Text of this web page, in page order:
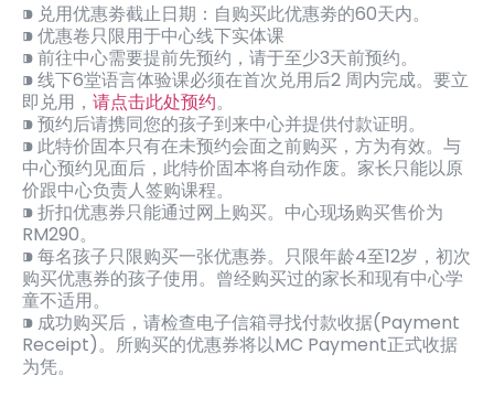
⁍ 兑用优惠劵截止日期：自购买此优惠劵的60天内。
⁍ 优惠卷只限用于中心线下实体课
⁍ 前往中心需要提前先预约，请于至少3天前预约。
⁍ 线下6堂语言体验课必须在首次兑用后2 周内完成。要立
即兑用， 请点击此处预约。
⁍ 预约后请携同您的孩子到来中心并提供付款证明。
⁍ 此特价固本只有在未预约会面之前购买，方为有效。与
中心预约见面后，此特价固本将自动作废。家长只能以原
价跟中心负责人签购课程。
⁍ 折扣优惠券只能通过网上购买。中心现场购买售价为
RM290。
⁍ 每名孩子只限购买一张优惠券。只限年龄4至12岁，初次
购买优惠券的孩子使用。曾经购买过的家长和现有中心学
童不适用。
⁍ 成功购买后，请检查电子信箱寻找付款收据(Payment
Receipt)。所购买的优惠券将以MC Payment正式收据
为凭。